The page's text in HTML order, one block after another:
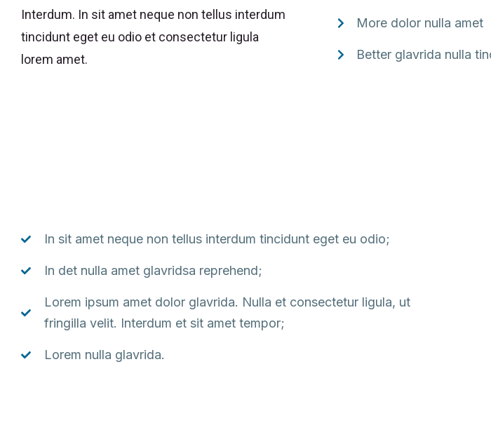
Interdum. In sit amet neque non tellus interdum
tincidunt eget eu odio et consectetur ligula
lorem amet.
More dolor nulla amet
Better glavrida nulla
In sit amet neque non tellus interdum tincidunt eget eu odio;
In det nulla amet glavridsa reprehend;
Lorem ipsum amet dolor glavrida. Nulla et consectetur ligula, ut
fringilla velit. Interdum et sit amet tempor;
Lorem nulla glavrida.